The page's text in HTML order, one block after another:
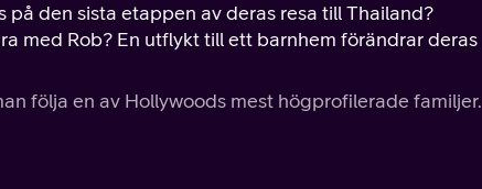
den sista etappen av deras resa till Thailand?
med Rob? En utflykt till ett barnhem förändrar deras
följa en av Hollywoods mest högprofilerade familjer.